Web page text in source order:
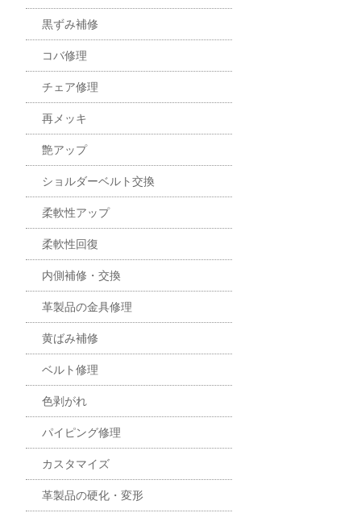
黒ずみ補修
コバ修理
チェア修理
再メッキ
艶アップ
ショルダーベルト交換
柔軟性アップ
柔軟性回復
内側補修・交換
革製品の金具修理
黄ばみ補修
ベルト修理
色剥がれ
パイピング修理
カスタマイズ
革製品の硬化・変形